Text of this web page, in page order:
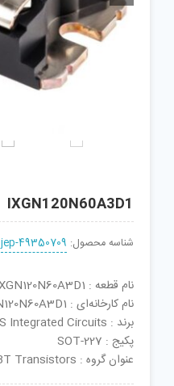
IXGN120N60A3D1
شناسه محصول: jep-49350709
نام قطعه : IXGN120N60A3D1
نام کارخانه‌ای : IXGN120N60A3D1
برند : IXYS Integrated Circuits
پکیج : SOT-227
عنوان گروه : IGBT Transistors